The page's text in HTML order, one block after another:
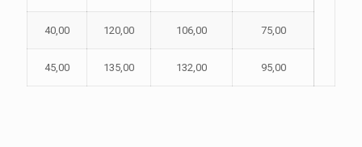
40,00 120,00 106,00 75,00
45,00 135,00 132,00 95,00